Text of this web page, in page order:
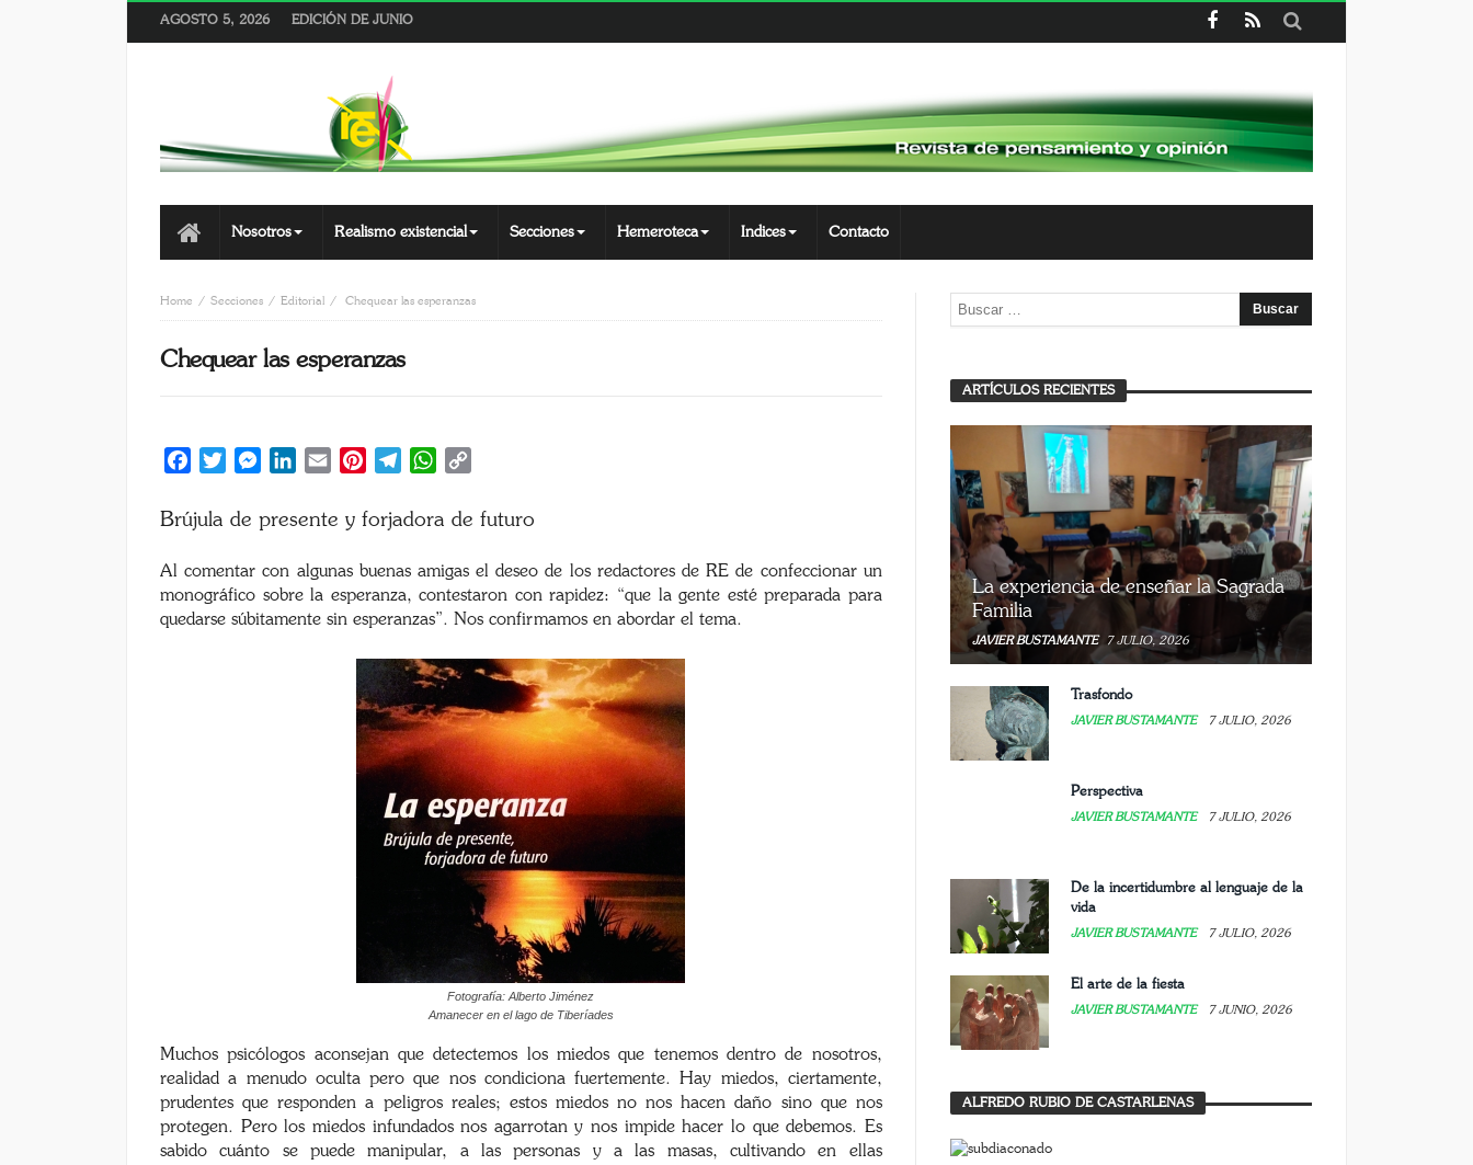
AGOSTO 5, 2026 EDICIÓN DE JUNIO
Nosotros Realismo existencial Secciones Hemeroteca Indices Contacto
Home Secciones Editorial Chequear las esperanzas
Chequear las esperanzas
FacebookTwitterMessengerLinkedIn
Email PinterestTelegramWhatsApp
Brújula de presente y forjadora de futuro
Al comentar con algunas buenas amigas el deseo de los redactores de RE de confeccionar un
monográfico sobre la esperanza, contestaron con rapidez: “que la gente esté preparada para
quedarse súbitamente sin esperanzas”. Nos confirmamos en abordar el tema.
Fotografía: Alberto Jiménez
Amanecer en el lago de Tiberíades
Muchos psicólogos aconsejan que detectemos los miedos que tenemos dentro de nosotros,
realidad a menudo oculta pero que nos condiciona fuertemente. Hay miedos, ciertamente,
prudentes que responden a peligros reales; estos miedos no nos hacen daño sino que nos
protegen. Pero los miedos infundados nos agarrotan y nos impide hacer lo que debemos. Es
sabido cuánto se puede manipular, a las personas y a las masas, cultivando en ellas
ARTÍCULOS RECIENTES
La experiencia de enseñar la Sagrada
Familia
JAVIER BUSTAMANTE 7 JULIO, 2026
Trasfondo
JAVIER BUSTAMANTE 7 JULIO, 2026
Perspectiva
JAVIER BUSTAMANTE 7 JULIO, 2026
De la incertidumbre al lenguaje de la
vida
JAVIER BUSTAMANTE 7 JULIO, 2026
El arte de la fiesta
JAVIER BUSTAMANTE 7 JUNIO, 2026
ALFREDO RUBIO DE CASTARLENAS